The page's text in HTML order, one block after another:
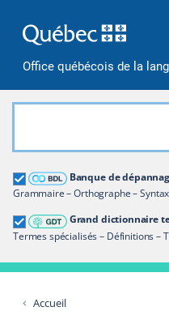
Office québécois de la
Banque de
Grammaire – Orthographe –
Grand dictionnaire
Termes spécialisés – Définitions –
Grand dictionnaire
Restreindre aux termes
Accueil